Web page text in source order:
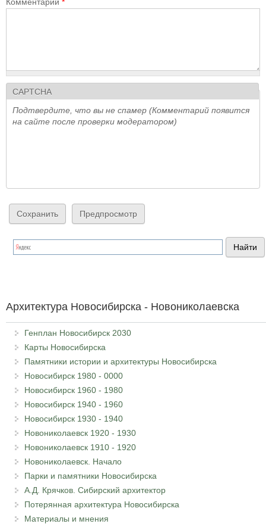
CAPTCHA
Подтвердите, что вы не спамер (Комментарий появится
на сайте после проверки модератором)
Архитектура Новосибирска - Новониколаевска
Генплан Новосибирск 2030
Карты Новосибирска
Памятники истории и архитектуры Новосибирска
Новосибирск 1980 - 0000
Новосибирск 1960 - 1980
Новосибирск 1940 - 1960
Новосибирск 1930 - 1940
Новониколаевск 1920 - 1930
Новониколаевск 1910 - 1920
Новониколаевск. Начало
Парки и памятники Новосибирска
А.Д. Крячков. Сибирский архитектор
Потерянная архитектура Новосибирска
Материалы и мнения